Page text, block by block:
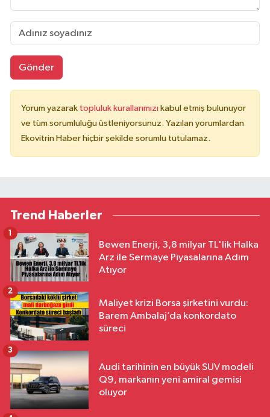
Gönder
Yorum yazarak topluluk kurallarımızı kabul etmiş bulunuyor
ve tüm sorumluluğu üstleniyorsunuz. Yazılan yorumlardan
Ekovitrin Haber hiçbir şekilde sorumlu tutulamaz.
Trend Haberler
Bewen Enerji, 3,8 milyar TL'lik Halka
Arz ile Sermaye Piyasalarına Adım
Atıyor
1
Maliyet krizi Borsa şirketini vurdu:
Barem Ambalaj’da konkordato
süreci
2
Audi tarihinin en büyük SUV modeli
Q9, markanın yeni amiral gemisi
oluyor
3